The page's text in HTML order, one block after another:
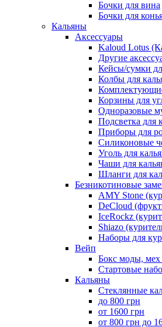
Бочки для вина
Бочки для
Кальяны
Аксессуары
Kaloud Lotus
Другие
Кейсы/сумки
Колбы для
Корзины для
Одноразовые
Подсветка для
Приборы для
Силиконовые
Уголь для
Чаши для
Шланги для
Безникотиновые
AMY Stone
DeCloud
IceRockz
Shiazo
Наборы для
Вейп
Бокс моды,
Стартовые
Кальяны
Стеклянные
до 800 грн
от 1600 грн
от 800 грн до